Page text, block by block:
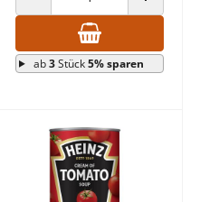
ANZAHL VERRINGERN ANZAHL
ab3Stück5% sparen